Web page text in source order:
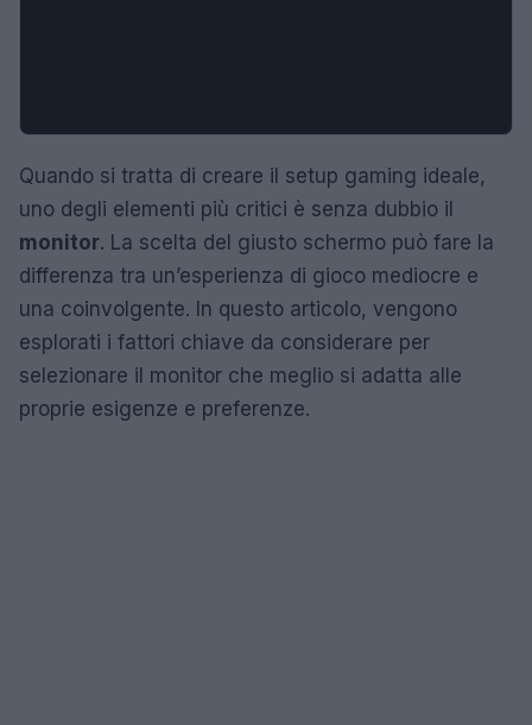
Quando si tratta di creare il setup gaming ideale,
uno degli elementi più critici è senza dubbio il
monitor. La scelta del giusto schermo può fare la
differenza tra un’esperienza di gioco mediocre e
una coinvolgente. In questo articolo, vengono
esplorati i fattori chiave da considerare per
selezionare il monitor che meglio si adatta alle
proprie esigenze e preferenze.